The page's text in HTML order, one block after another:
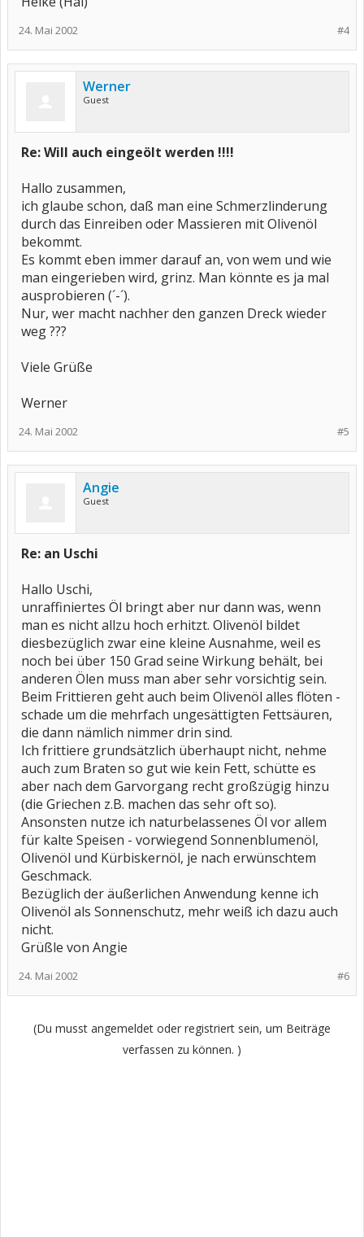
#4
24. Mai 2002
Werner
Guest
Re: Will auch eingeölt werden !!!!
Hallo zusammen,
ich glaube schon, daß man eine Schmerzlinderung
durch das Einreiben oder Massieren mit Olivenöl
bekommt.
Es kommt eben immer darauf an, von wem und wie
man eingerieben wird, grinz. Man könnte es ja mal
ausprobieren (´-´).
Nur, wer macht nachher den ganzen Dreck wieder
weg ???
Viele Grüße
Werner
#5
24. Mai 2002
Angie
Guest
Re: an Uschi
Hallo Uschi,
unraffiniertes Öl bringt aber nur dann was, wenn
man es nicht allzu hoch erhitzt. Olivenöl bildet
diesbezüglich zwar eine kleine Ausnahme, weil es
noch bei über 150 Grad seine Wirkung behält, bei
anderen Ölen muss man aber sehr vorsichtig sein.
Beim Frittieren geht auch beim Olivenöl alles flöten -
schade um die mehrfach ungesättigten Fettsäuren,
die dann nämlich nimmer drin sind.
Ich frittiere grundsätzlich überhaupt nicht, nehme
auch zum Braten so gut wie kein Fett, schütte es
aber nach dem Garvorgang recht großzügig hinzu
(die Griechen z.B. machen das sehr oft so).
Ansonsten nutze ich naturbelassenes Öl vor allem
für kalte Speisen - vorwiegend Sonnenblumenöl,
Olivenöl und Kürbiskernöl, je nach erwünschtem
Geschmack.
Bezüglich der äußerlichen Anwendung kenne ich
Olivenöl als Sonnenschutz, mehr weiß ich dazu auch
nicht.
Grüßle von Angie
#6
24. Mai 2002
(Du musst angemeldet oder registriert sein, um Beiträge
verfassen zu können. )